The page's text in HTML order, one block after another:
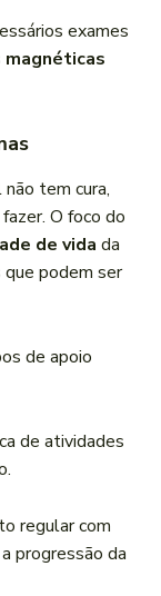
exames
magnéticas
tem cura,
O foco do
de vida da
podem ser
de apoio
de atividades
regular com
progressão da